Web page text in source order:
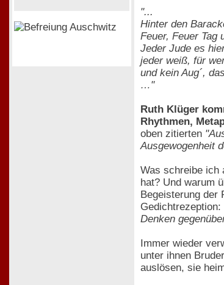
"...
Hinter den
Feuer, Feuer Tag
Jeder Jude es
jeder weiß, für
und kein Aug´,
…"
Ruth Klüger
Rhythmen,
oben zitierten
Ausgewogenheit
Was schreibe ich
hat? Und warum
Begeisterung der
Gedichtrezeption:
Denken
Immer wieder
unter ihnen
auslösen, sie